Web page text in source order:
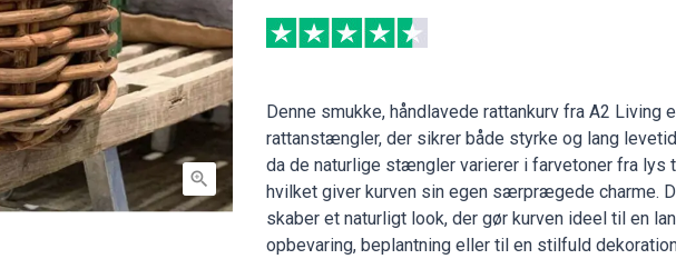

Denne smukke, håndlavede rattankurv fra A2
rattanstængler, der sikrer både styrke og lang
da de naturlige stængler varierer i farvetoner fra lys
hvilket giver kurven sin egen særprægede charme.
skaber et naturligt look, der gør kurven ideel til en
opbevaring, beplantning eller til en stilfuld